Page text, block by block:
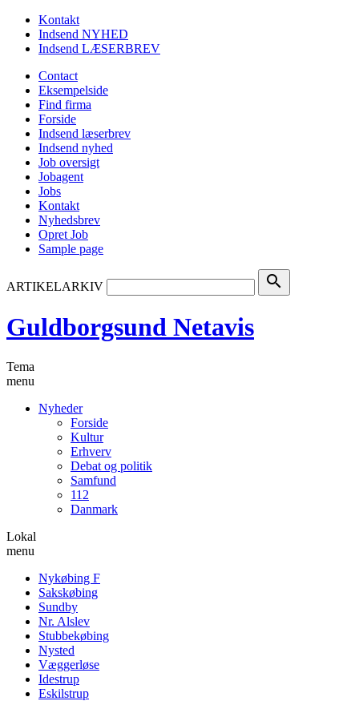
Kontakt
Indsend NYHED
Indsend LÆSERBREV
Contact
Eksempelside
Find firma
Forside
Indsend læserbrev
Indsend nyhed
Job oversigt
Jobagent
Jobs
Kontakt
Nyhedsbrev
Opret Job
Sample page
ARTIKELARKIV search
Guldborgsund Netavis
Tema
menu
Nyheder
Forside
Kultur
Erhverv
Debat og politik
Samfund
112
Danmark
Lokal
menu
Nykøbing F
Sakskøbing
Sundby
Nr. Alslev
Stubbekøbing
Nysted
Væggerløse
Idestrup
Eskilstrup